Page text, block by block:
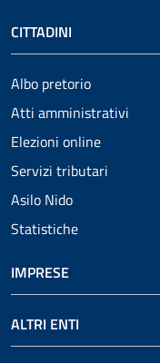
CITTADINI
Albo pretorio
Atti amministrativi
Elezioni online
Servizi tributari
Asilo Nido
Statistiche
IMPRESE
ALTRI ENTI